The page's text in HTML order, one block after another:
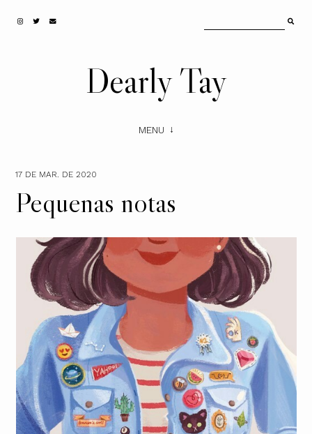
Dearly Tay
MENU
17 DE MAR. DE 2020
Pequenas notas